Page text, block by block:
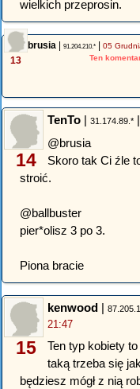
wielkich przeprosin.
13
brusia | 91.204.210.* | 05
Ten
14
TenTo | 31.174.89.* |
@brusia
Skoro tak Ci źle
stroić.
@ballbuster
pier*olisz 3 po 3.
Piona bracie
15
kenwood |
21:47
Ten typ kobiety
taką trzeba się
będziesz mógł z nią